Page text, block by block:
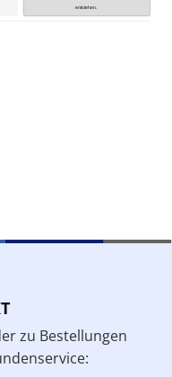
zu Bestellungen